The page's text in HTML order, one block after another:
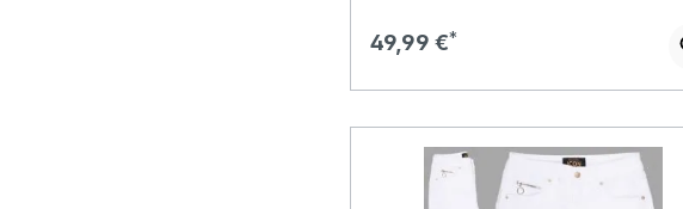
Regulärer Preis:
49,99 €